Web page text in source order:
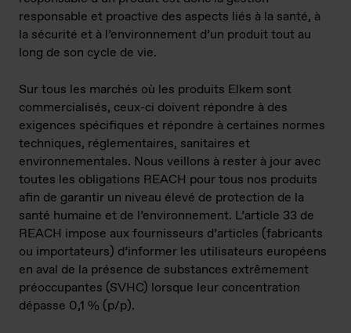
responsable et proactive des aspects liés à la santé, à
la sécurité et à l’environnement d’un produit tout au
long de son cycle de vie.
Sur tous les marchés où les produits Elkem sont
commercialisés, ceux-ci doivent répondre à des
exigences spécifiques et répondre à certaines normes
techniques, réglementaires, sanitaires et
environnementales. Nous veillons à rester à jour avec
toutes les obligations REACH pour tous nos produits
afin de garantir un niveau élevé de protection de la
santé humaine et de l’environnement. L’article 33 de
REACH impose aux fournisseurs d’articles (fabricants
ou importateurs) d’informer les utilisateurs européens
en aval de la présence de substances extrêmement
préoccupantes (SVHC) lorsque leur concentration
dépasse 0,1 % (p/p).